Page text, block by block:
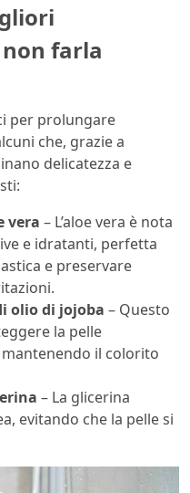
farla
per prolungare
che, grazie a
delicatezza e
vera – L’aloe vera è nota
e idratanti, perfetta
e preservare
olio di jojoba – Questo
la pelle
mantenendo il colorito
– La glicerina
evitando che la pelle si